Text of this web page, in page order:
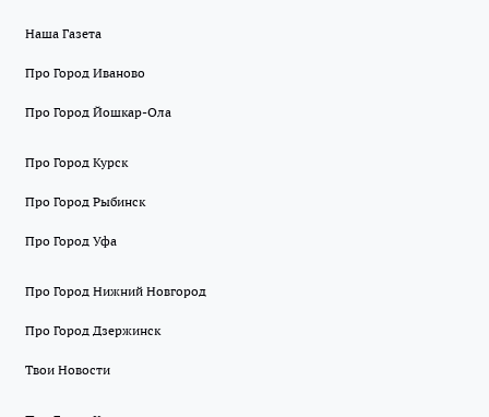
Наша Газета
Про Город Иваново
Про Город Йошкар-Ола
Про Город Курск
Про Город Рыбинск
Про Город Уфа
Про Город Нижний Новгород
Про Город Дзержинск
Твои Новости